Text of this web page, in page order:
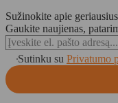
Sužinokite apie
Gaukite naujienas,
Sutinku su Privatumo